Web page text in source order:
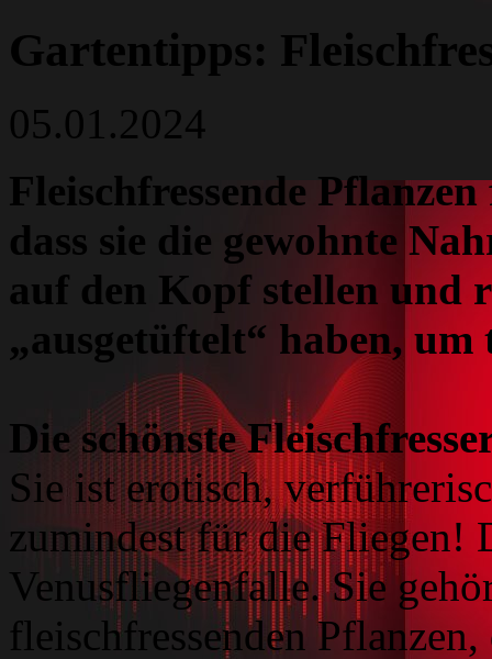
Gartentipps:
05.01.2024
Fleischfressende
dass sie die gewohnte
auf den Kopf stellen und
„ausgetüftelt“ haben, um
Die schönste
Sie ist erotisch,
zumindest für die Fliegen!
Venusfliegenfalle. Sie
fleischfressenden